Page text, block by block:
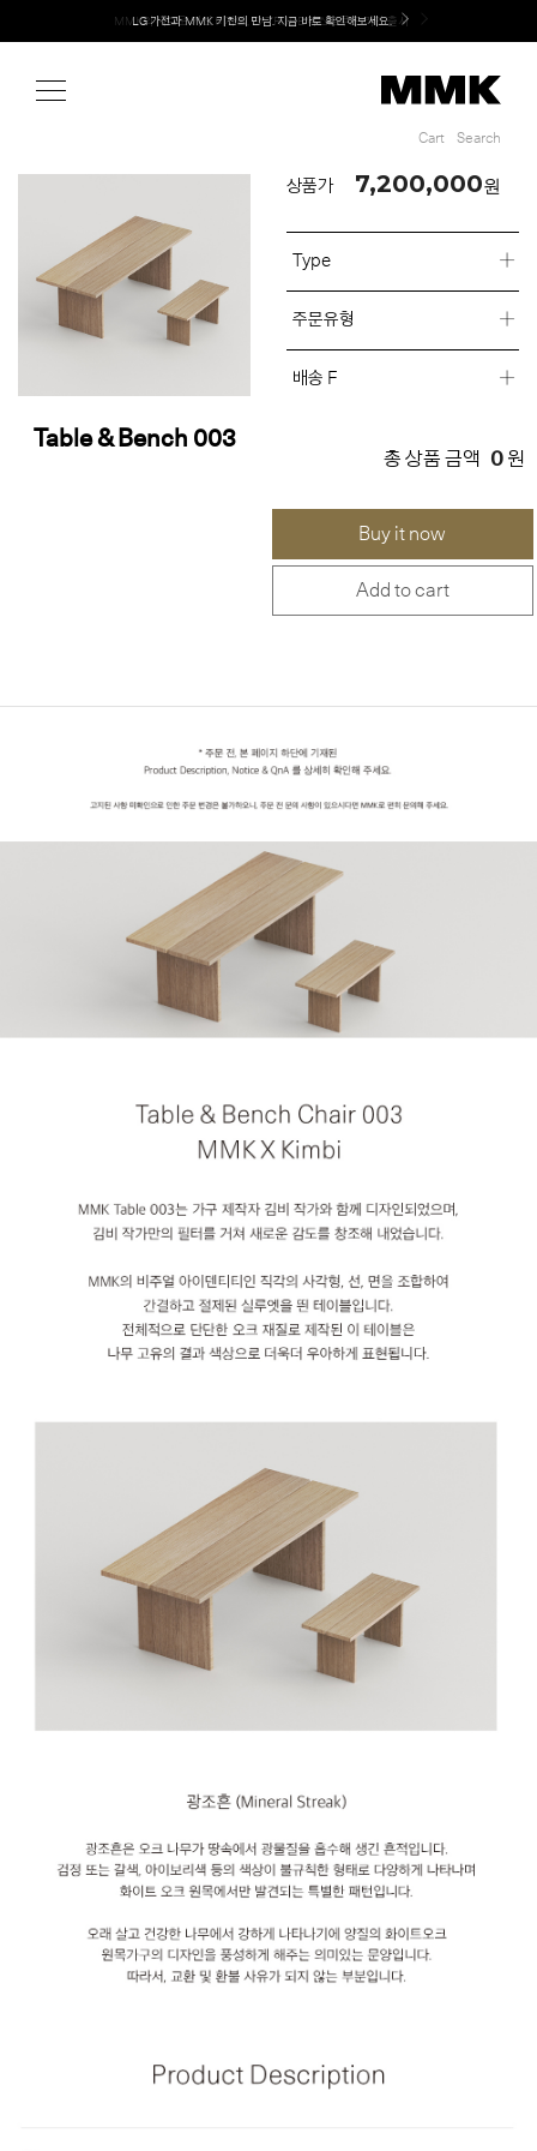
LG 가전과 MMK 키친의 만남. 지금 바로 확인해보세요.
Cart Search
Table & Bench 003
상품가 7,200,000원
Type
주문유형
배송 F
총 상품 금액 0 원
Buy it now
Add to cart